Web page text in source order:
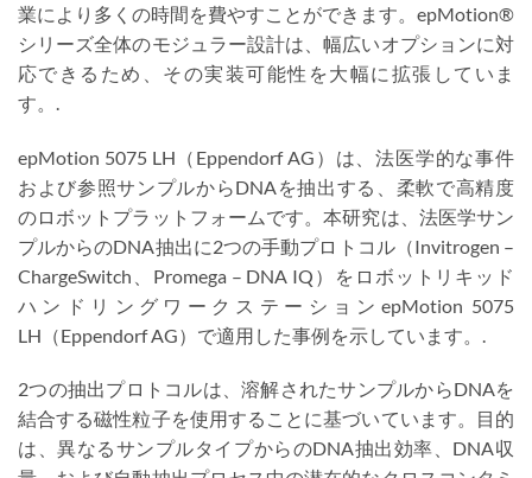
業により多くの時間を費やすことができます。epMotion®
シリーズ全体のモジュラー設計は、幅広いオプションに対
応できるため、その実装可能性を大幅に拡張していま
す。.
epMotion 5075 LH（Eppendorf AG）は、法医学的な事件
および参照サンプルからDNAを抽出する、柔軟で高精度
のロボットプラットフォームです。本研究は、法医学サン
プルからのDNA抽出に2つの手動プロトコル（Invitrogen –
ChargeSwitch、Promega – DNA IQ）をロボットリキッド
ハンドリングワークステーションepMotion 5075
LH（Eppendorf AG）で適用した事例を示しています。.
2つの抽出プロトコルは、溶解されたサンプルからDNAを
結合する磁性粒子を使用することに基づいています。目的
は、異なるサンプルタイプからのDNA抽出効率、DNA収